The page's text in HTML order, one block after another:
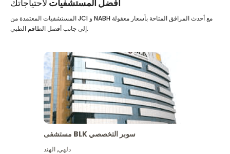
أفضل المستشفيات لاحتياجاتك
المستشفيات المعتمدة من JCI و NABH مع أحدث المرافق المتاحة بأسعار معقولة
إلى جانب أفضل الطاقم الطبي.
مستشفى BLK سوبر التخصصي
دلهي,الهند